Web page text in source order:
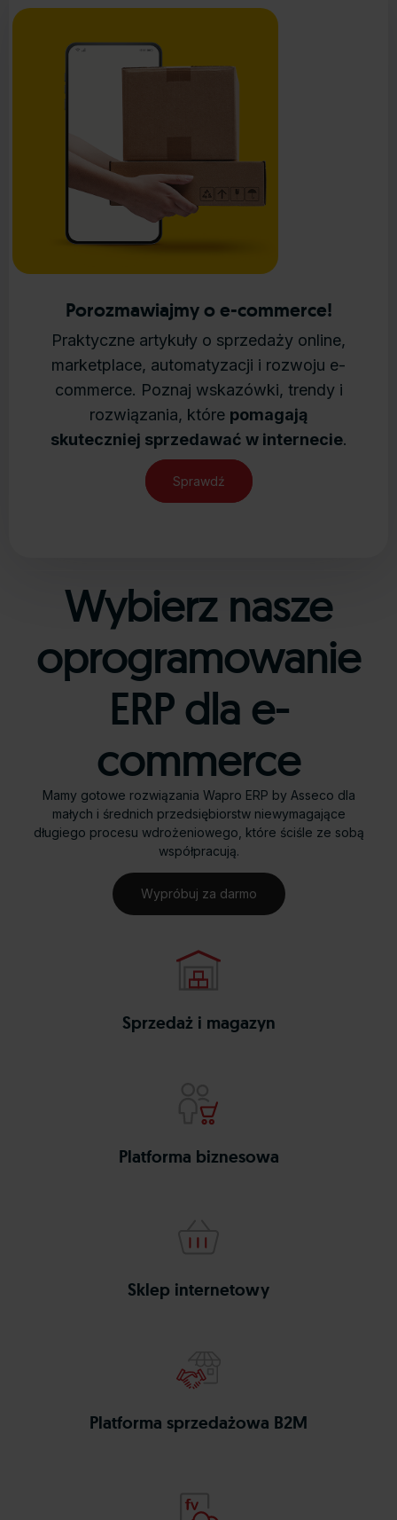
Porozmawiajmy o e-commerce!
Praktyczne artykuły o sprzedaży online,
marketplace, automatyzacji i rozwoju e-
commerce. Poznaj wskazówki, trendy i
rozwiązania, które pomagają
skuteczniej sprzedawać w internecie.
Sprawdź
Wybierz nasze
oprogramowanie
ERP dla e-
commerce
Mamy gotowe rozwiązania Wapro ERP by Asseco dla
małych i średnich przedsiębiorstw niewymagające
długiego procesu wdrożeniowego, które ściśle ze sobą
współpracują.
Wypróbuj za darmo
Sprzedaż i magazyn
wapro
mag
Platforma biznesowa
wapro
b2b
Sklep internetowy
wapro
Platforma sprzedażowa B2M
wapro
hybrid